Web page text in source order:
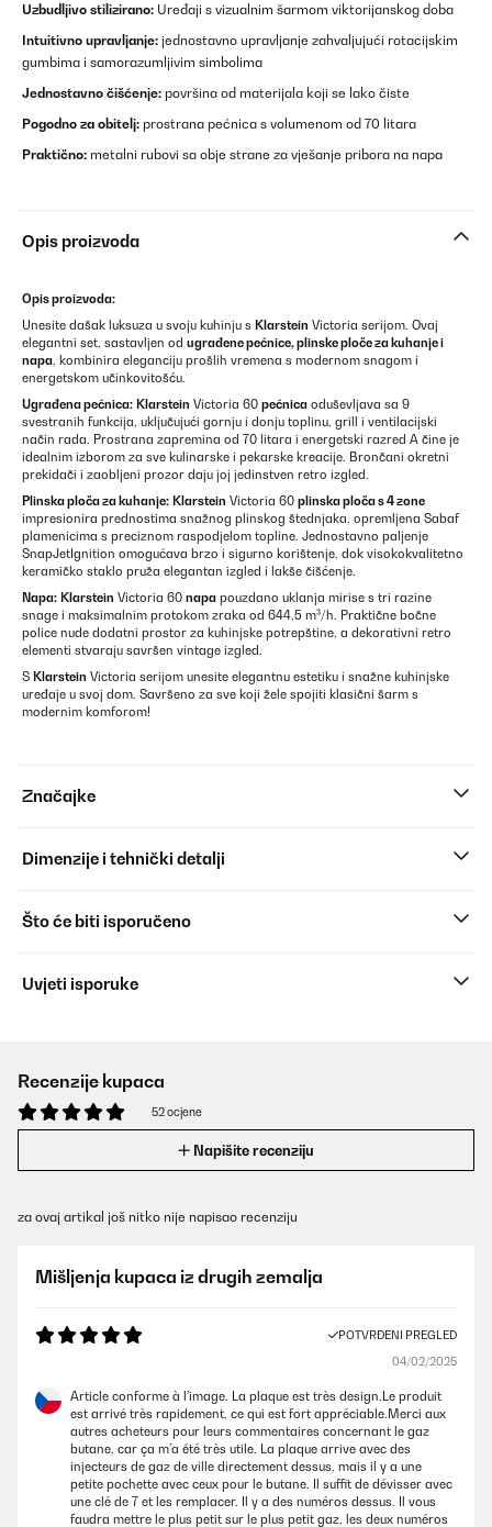
Uzbudljivo stilizirano: Uređaji s vizualnim šarmom viktorijanskog doba
Intuitivno upravljanje: jednostavno upravljanje zahvaljujući rotacijskim
gumbima i samorazumljivim simbolima
Jednostavno čišćenje: površina od materijala koji se lako čiste
Pogodno za obitelj: prostrana pećnica s volumenom od 70 litara
Praktično: metalni rubovi sa obje strane za vješanje pribora na napa
Opis proizvoda
Opis proizvoda:
Unesite dašak luksuza u svoju kuhinju s Klarstein Victoria serijom. Ovaj
elegantni set, sastavljen od ugrađene pećnice, plinske ploče za kuhanje i
napa, kombinira eleganciju prošlih vremena s modernom snagom i
energetskom učinkovitošću.
Ugrađena pećnica: Klarstein Victoria 60 pećnica oduševljava sa 9
svestranih funkcija, uključujući gornju i donju toplinu, grill i ventilacijski
način rada. Prostrana zapremina od 70 litara i energetski razred A čine je
idealnim izborom za sve kulinarske i pekarske kreacije. Brončani okretni
prekidači i zaobljeni prozor daju joj jedinstven retro izgled.
Plinska ploča za kuhanje: Klarstein Victoria 60 plinska ploča s 4 zone
impresionira prednostima snažnog plinskog štednjaka, opremljena Sabaf
plamenicima s preciznom raspodjelom topline. Jednostavno paljenje
SnapJetIgnition omogućava brzo i sigurno korištenje, dok visokokvalitetno
keramičko staklo pruža elegantan izgled i lakše čišćenje.
Napa: Klarstein Victoria 60 napa pouzdano uklanja mirise s tri razine
snage i maksimalnim protokom zraka od 644,5 m³/h. Praktične bočne
police nude dodatni prostor za kuhinjske potrepštine, a dekorativni retro
elementi stvaraju savršen vintage izgled.
S Klarstein Victoria serijom unesite elegantnu estetiku i snažne kuhinjske
uređaje u svoj dom. Savršeno za sve koji žele spojiti klasični šarm s
modernim komforom!
Značajke
Dimenzije i tehnički detalji
Što će biti isporučeno
Uvjeti isporuke
Recenzije kupaca
52 ocjene
Napišite recenziju
za ovaj artikal još nitko nije napisao recenziju
Mišljenja kupaca iz drugih zemalja
POTVRĐENI PREGLED
04/02/2025
Article conforme à l’image. La plaque est très design.Le produit
est arrivé très rapidement, ce qui est fort appréciable.Merci aux
autres acheteurs pour leurs commentaires concernant le gaz
butane, car ça m’a été très utile. La plaque arrive avec des
injecteurs de gaz de ville directement dessus, mais il y a une
petite pochette avec ceux pour le butane. Il suffit de dévisser avec
une clé de 7 et les remplacer. Il y a des numéros dessus. Il vous
faudra mettre le plus petit sur le plus petit gaz, les deux numéros